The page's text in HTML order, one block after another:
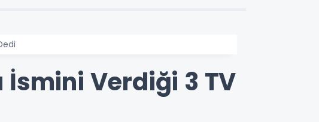
İsmini Verdiği 3 TV